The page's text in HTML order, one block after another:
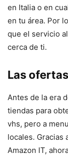
en Italia o en
en tu área. Por
que el servicio
cerca de ti.
Las
Antes de la era
tiendas para
vhs, pero a
locales. Gracias
Amazon IT,